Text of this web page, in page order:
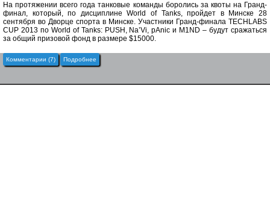
На протяжении всего года танковые команды боролись за квоты на Гранд-
финал, который, по дисциплине World of Tanks, пройдет в Минске 28
сентября во Дворце спорта в Минске. Участники Гранд-финала TECHLABS
CUP 2013 по World of Tanks: PUSH, Na’Vi, pAnic и M1ND – будут сражаться
за общий призовой фонд в размере $15000.
Комментарии (7) Подробнее